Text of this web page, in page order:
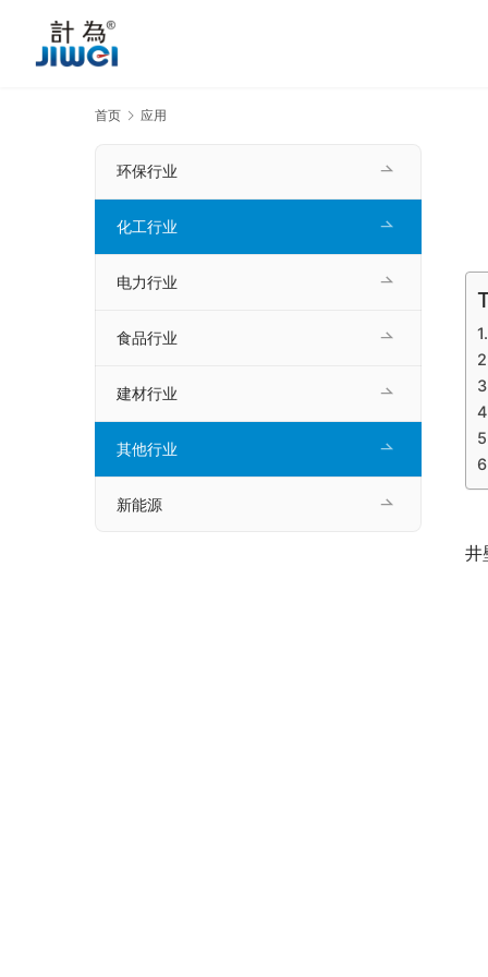
首页 应用
井
环保行业
化工行业
电力行业
食品行业
建材行业
其他行业
新能源